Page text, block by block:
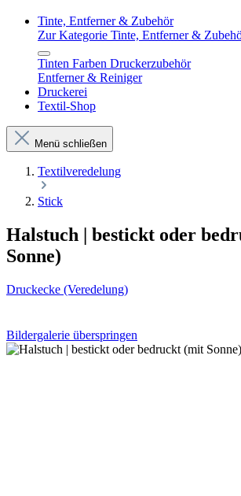
Tinte, Entferner & Zubehör
Zur Kategorie Tinte, Entferner &
Tinten Farben Druckerzubehör
Entferner & Reiniger
Druckerei
Textil-Shop
Menü schließen
Textilveredelung
Stick
Halstuch | bestickt oder
Sonne)
Druckecke (Veredelung)
Bildergalerie überspringen